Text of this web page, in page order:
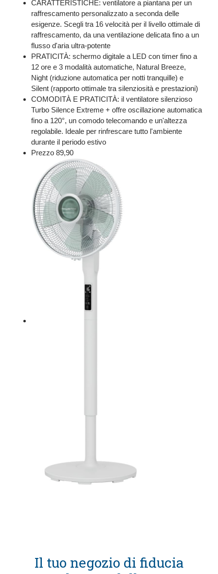
CARATTERISTICHE: ventilatore a piantana per un
raffrescamento personalizzato a seconda delle
esigenze. Scegli tra 16 velocità per il livello ottimale di
raffrescamento, da una ventilazione delicata fino a un
flusso d'aria ultra-potente
PRATICITÀ: schermo digitale a LED con timer fino a
12 ore e 3 modalità automatiche, Natural Breeze,
Night (riduzione automatica per notti tranquille) e
Silent (rapporto ottimale tra silenziosità e prestazioni)
COMODITÀ E PRATICITÀ: il ventilatore silenzioso
Turbo Silence Extreme + offre oscillazione automatica
fino a 120°, un comodo telecomando e un'altezza
regolabile. Ideale per rinfrescare tutto l'ambiente
durante il periodo estivo
Prezzo 89,90
Il tuo negozio di fiducia